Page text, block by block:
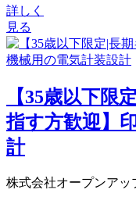
詳しく
見る
【35歳以下限
指す方歓迎】
計
株式会社オープンアッ